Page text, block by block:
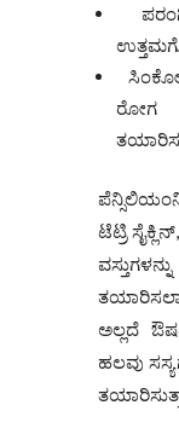
ರೋಗ
ಟೆಟ್ರಿ
ಅಲ್ಲದೆ
ಹಲವು